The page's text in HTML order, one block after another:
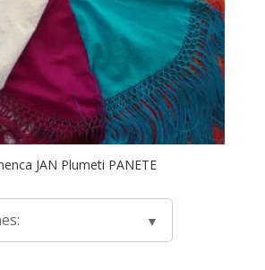
JAN Plumeti PANETE